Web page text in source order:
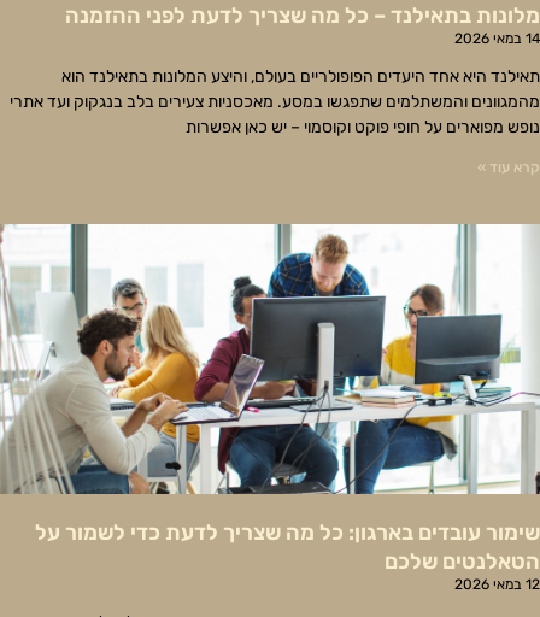
מלונות בתאילנד – כל מה שצריך לדעת לפני ההזמנה
14 במאי 2026
תאילנד היא אחד היעדים הפופולריים בעולם, והיצע המלונות בתאילנד הוא
מהמגוונים והמשתלמים שתפגשו במסע. מאכסניות צעירים בלב בנגקוק ועד אתרי
נופש מפוארים על חופי פוקט וקוסמוי – יש כאן אפשרות
קרא עוד »
שימור עובדים בארגון: כל מה שצריך לדעת כדי לשמור על
הטאלנטים שלכם
12 במאי 2026